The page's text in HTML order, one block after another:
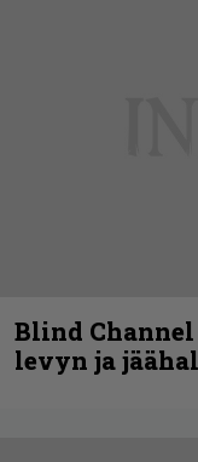
Blind
levyn ja